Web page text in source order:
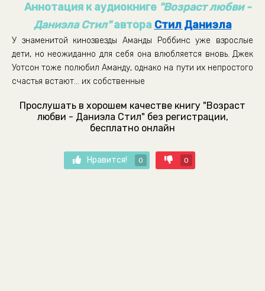
Аннотация к аудиокниге "Возраст любви -
Даниэла Стил"автора Стил Даниэла
У знаменитой кинозвезды Аманды Роббинс уже взрослые
дети, но неожиданно для себя она влюбляется вновь. Джек
Уотсон тоже полюбил Аманду, однако на пути их непростого
счастья встают… их собственные
Прослушать в хорошем качестве книгу "Возраст
любви - Даниэла Стил" без регистрации,
бесплатно онлайн
Нравится! 0 0